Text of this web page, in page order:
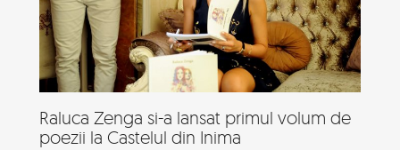
Raluca Zenga si-a lansat primul volum de
poezii la Castelul din Inima